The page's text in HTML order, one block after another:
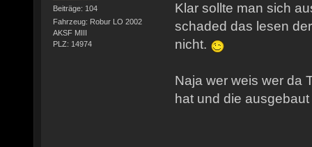
Beiträge: 104
Fahrzeug: Robur LO 2002
AKSF MIII
PLZ: 14974
Klar sollte man sich
schaded das lesen
nicht.
Naja wer weis wer da
hat und die